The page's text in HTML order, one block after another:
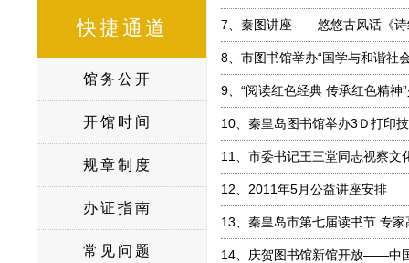
快捷通道
馆务公开
开馆时间
规章制度
办证指南
常见问题
7、 秦图讲座——悠悠古风话《诗
8、 市图书馆举办“国学与和谐社
9、 “阅读红色经典 传承红色精神
10、 秦皇岛图书馆举办3Ｄ打印
11、 市委书记王三堂同志视察文
12、 2011年5月公益讲座安排
13、 秦皇岛市第七届读书节 专家
14、 庆贺图书馆新馆开放——中